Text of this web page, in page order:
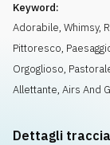
Keyword:
Adorabile, Whimsy,
Pittoresco,
Orgoglioso,
Allettante, Airs And
Dettagli